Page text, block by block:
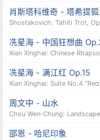
肖斯塔科维奇 - 塔希提
Shostakovich: Tahiti Trot,
冼星海 - 中国狂想曲
Xian Xinghai: Chinese
冼星海 - 满江红 Op.15
Xian Xinghai: Suite No.4
周文中 - 山水
Chou Wen-Chung:
邵恩 - 哈尼印象